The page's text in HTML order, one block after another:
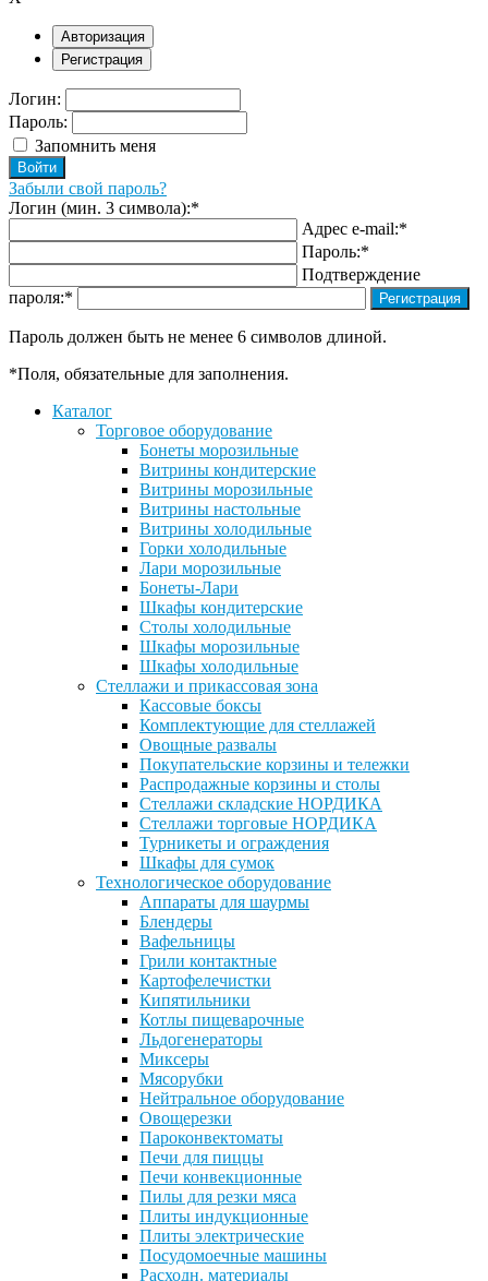
Авторизация
Регистрация
Логин:
Пароль:
Запомнить меня
Забыли свой пароль?
Логин (мин. 3 символа):*
Адрес e-mail:*
Пароль:*
Подтверждение
пароля:*
Пароль должен быть не менее 6 символов длиной.
*Поля, обязательные для заполнения.
Каталог
Торговое оборудование
Бонеты морозильные
Витрины кондитерские
Витрины морозильные
Витрины настольные
Витрины холодильные
Горки холодильные
Лари морозильные
Бонеты-Лари
Шкафы кондитерские
Столы холодильные
Шкафы морозильные
Шкафы холодильные
Стеллажи и прикассовая зона
Кассовые боксы
Комплектующие для стеллажей
Овощные развалы
Покупательские корзины и тележки
Распродажные корзины и столы
Стеллажи складские НОРДИКА
Стеллажи торговые НОРДИКА
Турникеты и ограждения
Шкафы для сумок
Технологическое оборудование
Аппараты для шаурмы
Блендеры
Вафельницы
Грили контактные
Картофелечистки
Кипятильники
Котлы пищеварочные
Льдогенераторы
Миксеры
Мясорубки
Нейтральное оборудование
Овощерезки
Пароконвектоматы
Печи для пиццы
Печи конвекционные
Пилы для резки мяса
Плиты индукционные
Плиты электрические
Посудомоечные машины
Расходн. материалы